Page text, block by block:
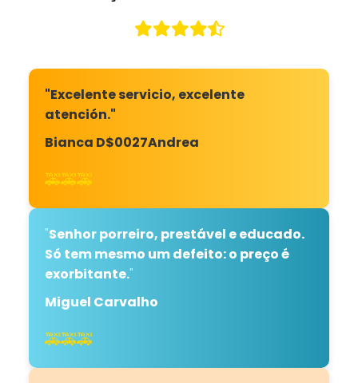
"Excelente servicio, excelente
atención."
Bianca D$0027Andrea
🚕🚕🚕
"Senhor porreiro, prestável e educado.
Só tem mesmo um defeito: o preço é
exorbitante."
Miguel Carvalho
🚕🚕🚕